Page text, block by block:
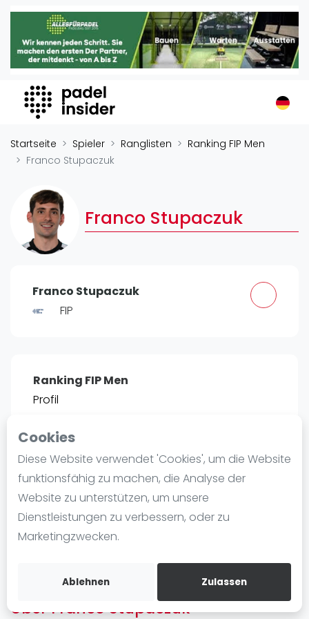
Cookies
Diese Website verwendet 'Cookies', um die Website
funktionsfähig zu machen, die Analyse der
Website zu unterstützen, um unsere
Dienstleistungen zu verbessern, oder zu
Marketingzwecken.
Ablehnen Zulassen
Padel Insider
Home
Organisationen
Buchungssysteme
Padel-Shops
Padel-Marken
Verschiedenes
Veranstaltungen
Turniere
Playtomic
Frauen
FIP Männer
Blog
Die Geschichte von Padel
Regeln und Punktzählung
Padel Schläge
Video
Startseite Spieler Ranglisten
Ranking FIP Men
Franco Stupaczuk
Franco Stupaczuk
Franco Stupaczuk
FIP
Ranking FIP Men
Profil
POSITIE
#5 9.290
Bist du
Kostenloses Konto erstellen
Über Franco Stupaczuk